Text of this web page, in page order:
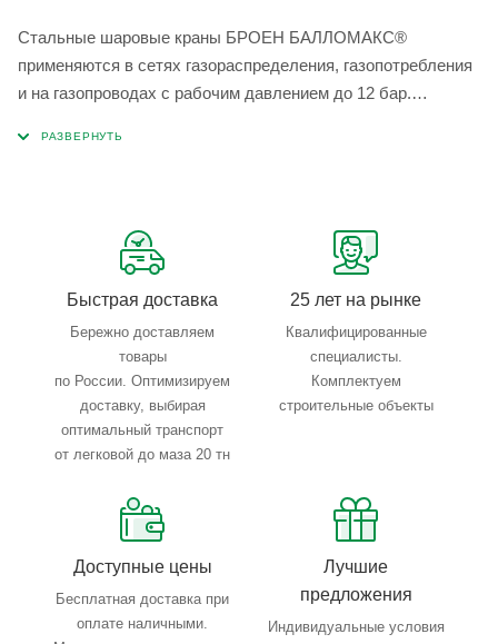
Стальные шаровые краны БРОЕН БАЛЛОМАКС®
применяются в сетях газораспределения, газопотребления
и на газопроводах с рабочим давлением до 12 бар.
Быстрая доставка
Бережно доставляем
товары
по России. Оптимизируем
доставку, выбирая
оптимальный транспорт
от легковой до маза 20 тн
25 лет на рынке
Квалифицированные
специалисты.
Комплектуем
строительные объекты
Доступные цены
Бесплатная доставка при
оплате наличными.
Лучшие
предложения
Индивидуальные условия